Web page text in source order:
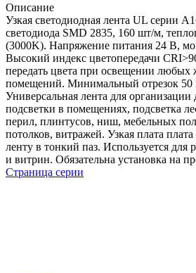
Описание
Узкая светодиодная лента UL серии
светодиода SMD 2835, 160 шт/м,
(3000K). Напряжение питания 24 В,
Высокий индекс цветопередачи
передать цвета при освещении
помещений. Минимальный отрезок 50
Универсальная лента для организации
подсветки в помещениях, подсветка
перил, плинтусов, ниш, мебельных
потолков, витражей. Узкая плата плата
ленту в тонкий паз. Используется для
и витрин. Обязательна установка на
Страница серии